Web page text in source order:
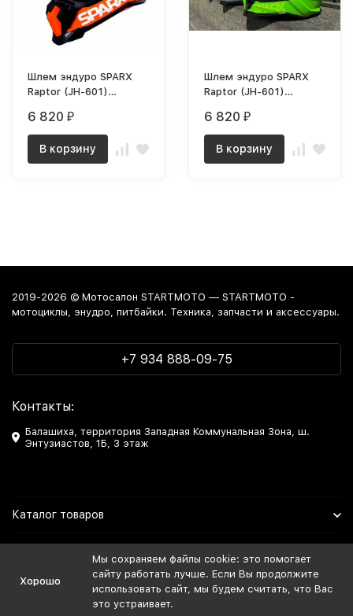
Шлем эндуро SPARX
Raptor (JH-601)
6 820 ₽
В корзину
Шлем эндуро SPARX
Raptor (JH-601)
6 820 ₽
В корзину
2019-2026 © Мотосалон STARTMOTO — STARTMOTO -
мотоциклы, энудро, питбайки. Техника, запчасти и аксессуары.
+7 934 888-09-75
Контакты:
Балашиха, территория Западная Коммунальная Зона, ш.
Энтузиастов, 1Б, 3 этаж
Каталог товаров
Мы в Соцсетях
Хорошо
Мы сохраняем файлы cookie: это помогает
сайту работать лучше. Если Вы продолжите
использовать сайт, мы будем считать, что Вас
это устраивает.